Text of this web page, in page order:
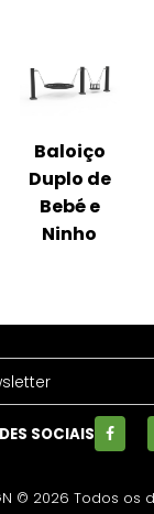
Baloiço
Duplo de
Bebé e
Ninho
SOCIAIS
© 2026 Todos os